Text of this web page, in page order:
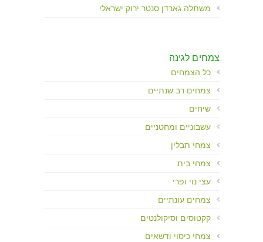
משתלה גארדן סנטר ירוק ישראלי
צמחים לגינה
כל הצמחים
צמחים רב שנתיים
שיחים
עשבוניים ומחטניים
צמחי תבלין
צמחי בית
עצי נוי ופרי
צמחים עונתיים
קקטוסים וסיקולנטים
צמחי כיסוי ודשאים